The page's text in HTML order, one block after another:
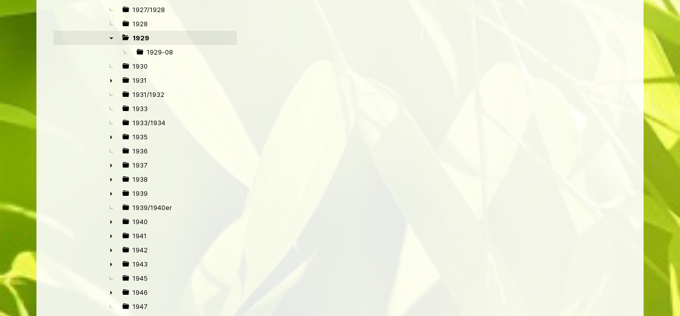
►
1927/1928
1928
1929
1929-08
1930
►
1931
1931/1932
1933
1933/1934
►
1935
1936
►
1937
►
1938
►
1939
1939/1940er
►
1940
►
1941
►
1942
►
1943
1945
►
1946
1947